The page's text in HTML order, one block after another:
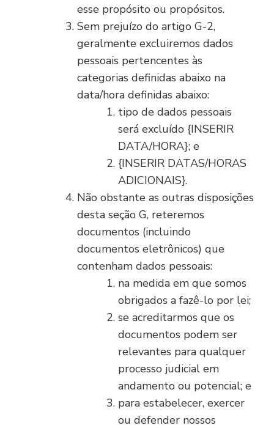
esse propósito ou propósitos.
Sem prejuízo do artigo G-2,
geralmente excluiremos dados
pessoais pertencentes às
categorias definidas abaixo na
data/hora definidas abaixo:
tipo de dados pessoais
será excluído {INSERIR
DATA/HORA}; e
{INSERIR DATAS/HORAS
ADICIONAIS}.
Não obstante as outras disposições
desta seção G, reteremos
documentos (incluindo
documentos eletrônicos) que
contenham dados pessoais:
na medida em que somos
obrigados a fazê-lo por lei;
se acreditarmos que os
documentos podem ser
relevantes para qualquer
processo judicial em
andamento ou potencial; e
para estabelecer, exercer
ou defender nossos